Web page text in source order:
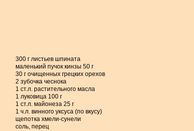
300 г листьев шпината
маленький пучок кинзы 50 г
30 г очищенных грецких орехов
2 зубочка чеснока
1 ст.л. растительного масла
1 луковица 100 г
1 ст.л. майонеза 25 г
1 ч.л. винного уксуса (по вкусу)
щепотка хмели-сунели
соль, перец